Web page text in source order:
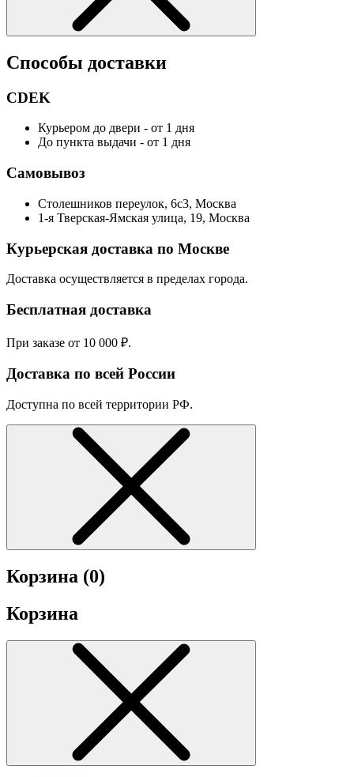
Способы доставки
CDEK
Курьером до двери - от 1 дня
До пункта выдачи - от 1 дня
Самовывоз
Столешников переулок, 6с3, Москва
1-я Тверская-Ямская улица, 19, Москва
Курьерская доставка по Москве
Доставка осуществляется в пределах города.
Бесплатная доставка
При заказе от 10 000 ₽.
Доставка по всей России
Доступна по всей территории РФ.
Корзина (0)
Корзина